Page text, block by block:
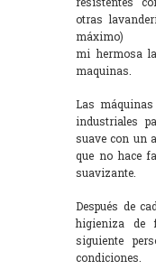
otras
máximo)
mi hermosa
maquinas.
Las
industriales
suave con un
que no hace
suavizante.
Después de
higieniza de
siguiente
condiciones.